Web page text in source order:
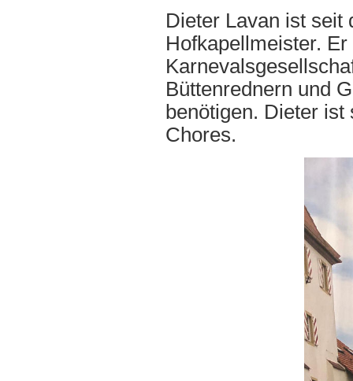
Dieter Lavan ist seit
Hofkapellmeister.
Büttenrednern und
benötigen. Dieter
Chores.